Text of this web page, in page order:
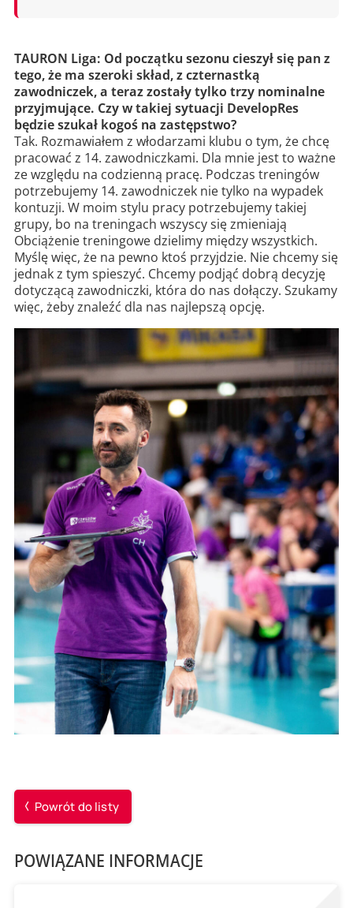
TAURON Liga: Od początku sezonu cieszył się pan z
tego, że ma szeroki skład, z czternastką
zawodniczek, a teraz zostały tylko trzy nominalne
przyjmujące. Czy w takiej sytuacji DevelopRes
będzie szukał kogoś na zastępstwo?
Tak. Rozmawiałem z włodarzami klubu o tym, że chcę
pracować z 14. zawodniczkami. Dla mnie jest to ważne
ze względu na codzienną pracę. Podczas treningów
potrzebujemy 14. zawodniczek nie tylko na wypadek
kontuzji. W moim stylu pracy potrzebujemy takiej
grupy, bo na treningach wszyscy się zmieniają
Obciążenie treningowe dzielimy między wszystkich.
Myślę więc, że na pewno ktoś przyjdzie. Nie chcemy się
jednak z tym spieszyć. Chcemy podjąć dobrą decyzję
dotyczącą zawodniczki, która do nas dołączy. Szukamy
więc, żeby znaleźć dla nas najlepszą opcję.
Powrót do listy
POWIĄZANE INFORMACJE